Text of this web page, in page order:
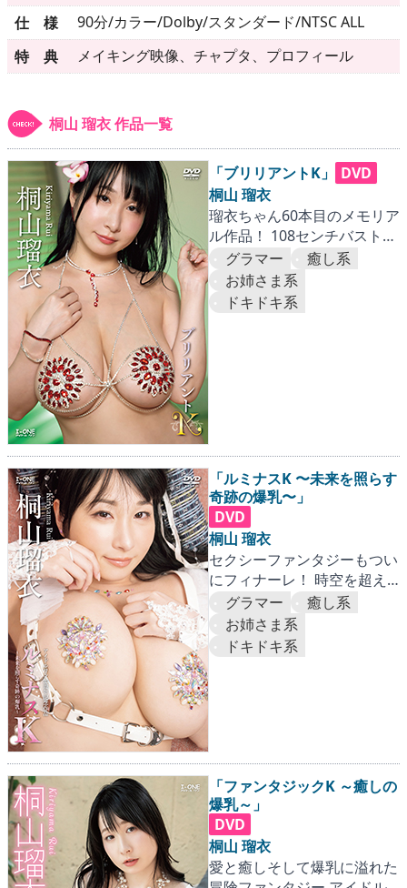
▶ 発売年月日
▶
▶個人情報保護について
▶よくあるご質問
▶会社概要
▶ お問い合わせフォーム
仕 様
90分/カラー/Dolby/スタンダード/NTSC ALL
特 典
メイキング映像、チャプタ、プロフィール
桐山 瑠衣 作品一覧
「ブリリアントK」
DVD
桐山 瑠衣
瑠衣ちゃん60本目のメモリア
ル作品！ 108センチバストも
盛大にセレブレーション!!
グラマー
癒し系
お姉さま系
ドキドキ系
「ルミナスK 〜未来を照らす
奇跡の爆乳〜」
DVD
桐山 瑠衣
セクシーファンタジーもつい
にフィナーレ！ 時空を超え
たKカップバストが大変なこ
とに！！
グラマー
癒し系
お姉さま系
ドキドキ系
「ファンタジックK ～癒しの
爆乳～」
DVD
桐山 瑠衣
愛と癒しそして爆乳に溢れた